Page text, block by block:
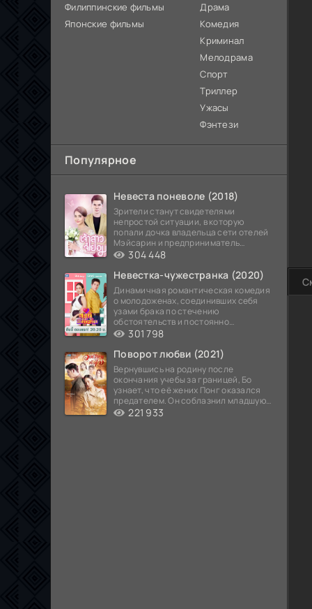
Филиппинские фильмы
Японские фильмы
Драма
Комедия
Криминал
Мелодрама
Спорт
Триллер
Ужасы
Фэнтези
Популярное
Невеста поневоле (2018)
Зрители станут свидетелями
непростой ситуации, в которую
попали дочка владельца сети отелей
Мэйсарин и предприниматель
Кетдэн. Обоих главных героев
304 448
Невестка-чужестранка (2020)
Динамичная романтическая комедия
о молодоженах, соединивших себя
узами брака по стечению
обстоятельств и постоянно
попадающих в курьезные ситуации...
301 798
Поворот любви (2021)
Вернувшись на родину после
окончания учебы за границей, Бо
узнает, что её жених Понг оказался
предателем. Он соблазнил младшую
сестру хозяина
221 933